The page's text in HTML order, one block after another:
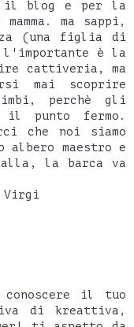
il blog e per la
ma sappi,
(una figlia di
l'importante è la
cattiveria, ma
mai scoprire
perchè gli
il punto fermo.
che noi siamo
maestro e
la barca va
Virgi
il tuo
di kreattiva,